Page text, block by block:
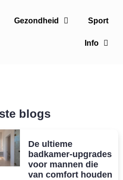
Gezondheid Sport
Info
blogs
De ultieme
badkamer-upgrades
voor mannen die
van comfort houden